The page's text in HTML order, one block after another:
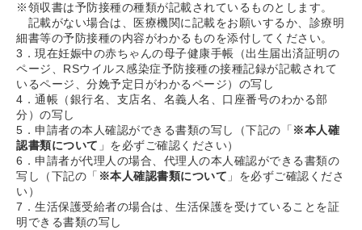
※領収書は予防接種の種類が記載されているものとします。
記載がない場合は、医療機関に記載をお願いするか、診療明
細書等の予防接種の内容がわかるものを添付してください。
3．現在妊娠中の赤ちゃんの母子健康手帳（出生届出済証明の
ページ、RSウイルス感染症予防接種の接種記録が記載されて
いるページ、分娩予定日がわかるページ）の写し
4．通帳（銀行名、支店名、名義人名、口座番号のわかる部
分）の写し
5．申請者の本人確認ができる書類の写し（下記の「 ※本人確
認書類について 」を必ずご確認ください）
6．申請者が代理人の場合、代理人の本人確認ができる書類の
写し（下記の「 ※本人確認書類について 」を必ずご確認くださ
い）
7．生活保護受給者の場合は、生活保護を受けていることを証
明できる書類の写し